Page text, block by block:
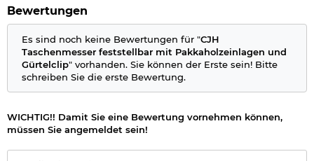
Bestimmte Messer dürfen nicht überall geführt werden,
deshalb beachten Sie bitte folgendenInformationslink über
das:Führen von Messern §42a
Herstellerinformationen
Bewertungen
Es sind noch keine Bewertungen für "CJH
Taschenmesser feststellbar mit Pakkaholzeinlagen und
Gürtelclip" vorhanden. Sie können der Erste sein! Bitte
schreiben Sie die erste Bewertung.
WICHTIG!! Damit Sie eine Bewertung vornehmen können,
müssen Sie angemeldet sein!